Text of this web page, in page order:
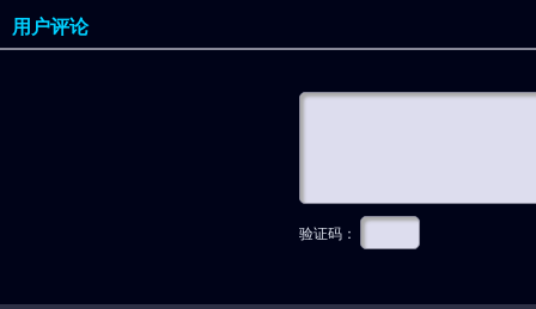
用户评论
验证码：